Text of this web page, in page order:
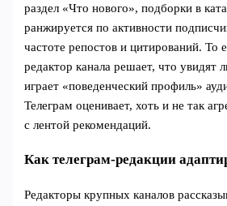
раздел «Что нового», подборки в
ранжируется по активности
частоте репостов и цитирований. То
редактор канала решает, что увидят
играет «поведенческий профиль»
Телеграм оценивает, хоть и не так
с лентой рекомендаций.
Как телеграм-редакции
Редакторы крупных каналов